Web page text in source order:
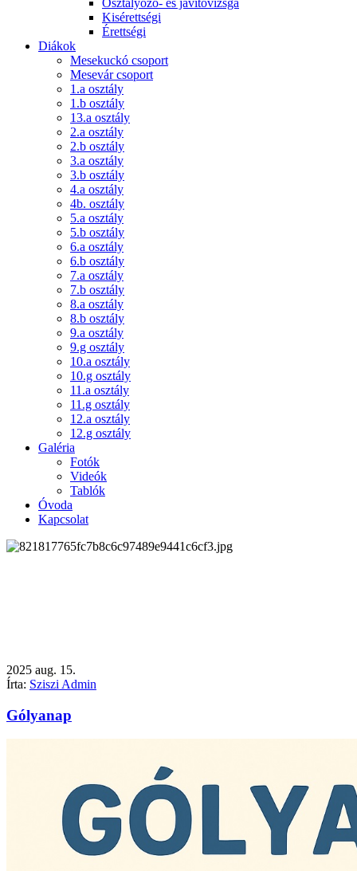
Kisérettségi
Érettségi
Diákok
Mesekuckó csoport
Mesevár csoport
1.a osztály
1.b osztály
13.a osztály
2.a osztály
2.b osztály
3.a osztály
3.b osztály
4.a osztály
4b. osztály
5.a osztály
5.b osztály
6.a osztály
6.b osztály
7.a osztály
7.b osztály
8.a osztály
8.b osztály
9.a osztály
9.g osztály
10.a osztály
10.g osztály
11.a osztály
11.g osztály
12.a osztály
12.g osztály
Galéria
Fotók
Videók
Tablók
Óvoda
Kapcsolat
2025 aug. 15.
Írta: Sziszi Admin
Gólyanap